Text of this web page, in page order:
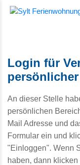
Login für
An dieser Stelle
persönlichen
Mail Adresse und
Formular ein und
"Einloggen". Wenn
haben, dann